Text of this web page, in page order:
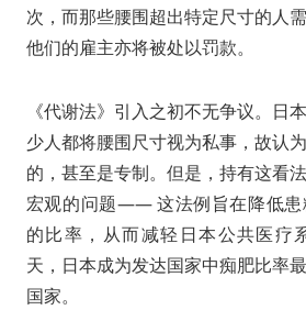
次，而那些腰围超出特定尺寸的人
他们的雇主亦将被处以罚款。
《代谢法》引入之初不无争议。日
少人都将腰围尺寸视为私事，故认
的，甚至是专制。但是，持有这看
宏观的问题—— 这法例旨在降低患
的比率，从而减轻日本公共医疗
天，日本成为发达国家中痴肥比率
国家。